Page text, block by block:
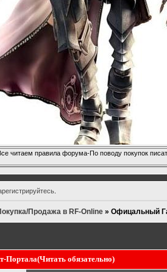
читаем правила форума-По поводу покупок
.
Продажа в RF-Online »Офицальный
обязательно)